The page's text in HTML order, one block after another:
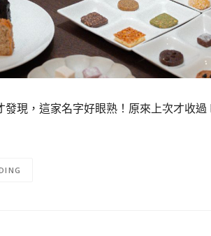
發現，這家名字好眼熟！原來上次才收